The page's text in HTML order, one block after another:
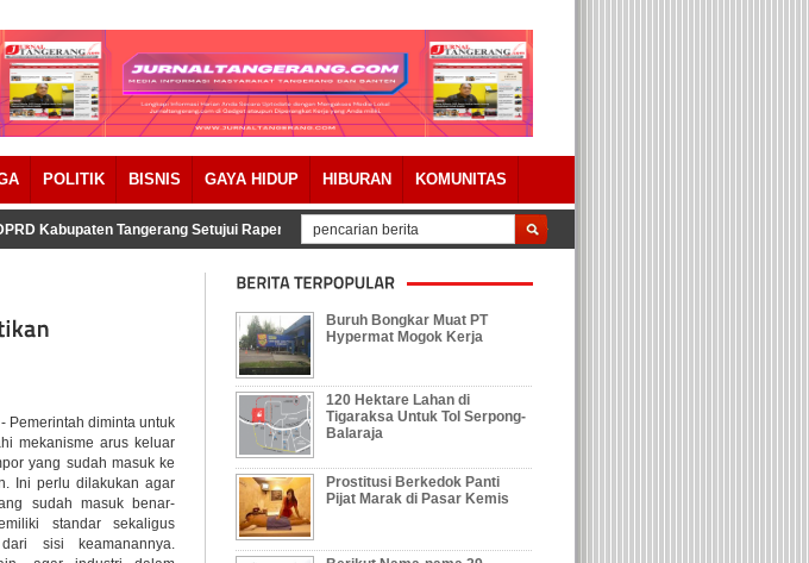
POLITIK BISNIS GAYA HIDUP HIBURAN KOMUNITAS
Kabupaten Tangerang Setujui Raperda Pertanggungjawaban APBD 2023 Dengan Catatan
- Pemerintah diminta untuk
mekanisme arus keluar
yang sudah masuk ke
Ini perlu dilakukan agar
sudah masuk benar-
standar sekaligus
sisi keamanannya.
Buruh Bongkar Muat PT
Hypermat Mogok Kerja
120 Hektare Lahan di
Tigaraksa Untuk Tol Serpong-
Balaraja
Prostitusi Berkedok Panti
Pijat Marak di Pasar Kemis